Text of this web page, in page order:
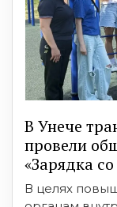
В Унече
провели
«Зарядка
В целях